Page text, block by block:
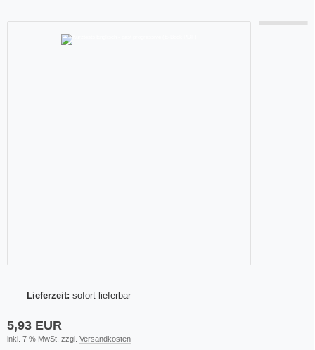
Lieferzeit: sofort lieferbar
5,93 EUR
inkl. 7 % MwSt. zzgl. Versandkosten